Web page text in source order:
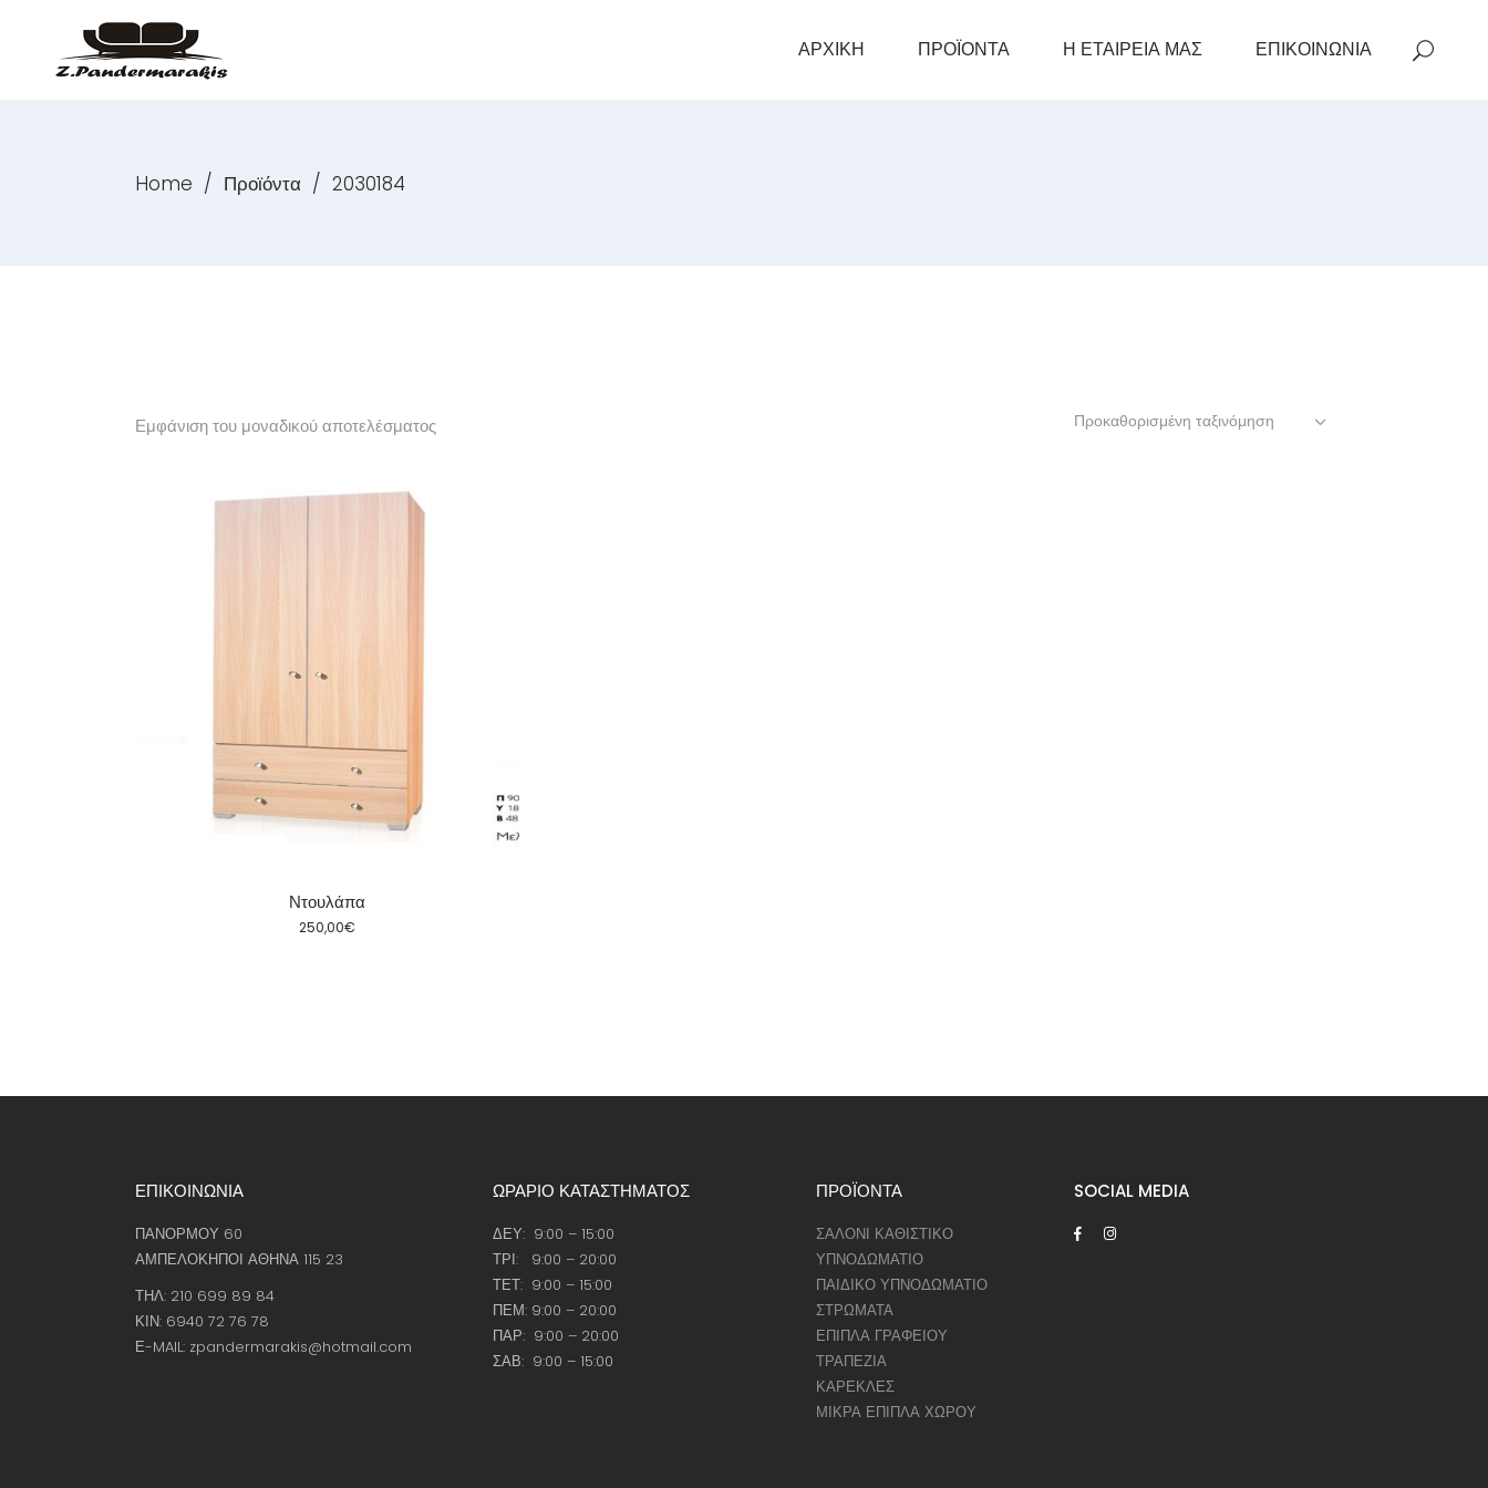
ΑΡΧΙΚΗ ΠΡΟΪΟΝΤΑ Η ΕΤΑΙΡΕΙΑ ΜΑΣ ΕΠΙΚΟΙΝΩΝΙΑ
Home / Προϊόντα / 2030184
Εμφάνιση του μοναδικού αποτελέσματος Προκαθορισμένη ταξινόμηση
Ντουλάπα
250,00€
ΕΠΙΚΟΙΝΩΝΙΑ
ΠΑΝΟΡΜΟΥ 60
ΑΜΠΕΛΟΚΗΠΟΙ ΑΘΗΝΑ 115 23
ΤΗΛ: 210 699 89 84
ΚΙΝ: 6940 72 76 78
Ε-MAIL: zpandermarakis@hotmail.com
ΩΡΑΡΙΟ ΚΑΤΑΣΤΗΜΑΤΟΣ
ΔΕΥ: 9:00 – 15:00
ΤΡΙ: 9:00 – 20:00
ΤΕΤ: 9:00 – 15:00
ΠΕΜ: 9:00 – 20:00
ΠΑΡ: 9:00 – 20:00
ΣΑΒ: 9:00 – 15:00
ΠΡΟΪΟΝΤΑ
ΣΑΛΟΝΙ ΚΑΘΙΣΤΙΚΟ
ΥΠΝΟΔΩΜΑΤΙΟ
ΠΑΙΔΙΚΟ ΥΠΝΟΔΩΜΑΤΙΟ
ΣΤΡΩΜΑΤΑ
ΕΠΙΠΛΑ ΓΡΑΦΕΙΟΥ
ΤΡΑΠΕΖΙΑ
ΚΑΡΕΚΛΕΣ
ΜΙΚΡΑ ΕΠΙΠΛΑ ΧΩΡΟΥ
SOCIAL MEDIA